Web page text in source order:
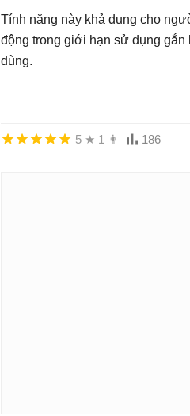
Tính năng này khả dụng cho
động trong giới hạn sử dụng
dùng.
5 ★ 1 👨 186